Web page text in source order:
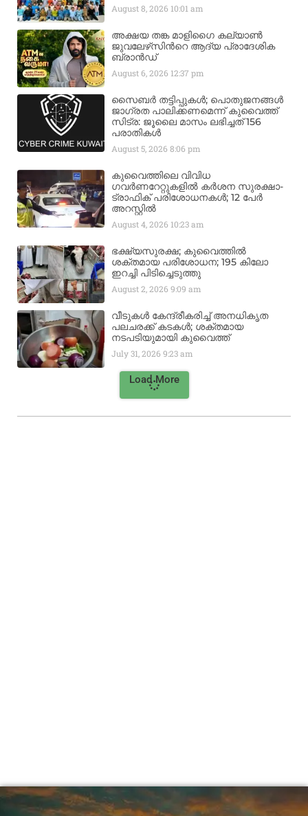
August 8, 2026 10:01 am
അക്ഷയ തങ്ക മാളിഗൈ കല്യാണ്‍
ജുവലേഴ്‌സിന്‍റെ ആദ്യ പ്രാദേശിക
ബ്രാന്‍ഡ്
August 6, 2026 12:37 pm
സൈബർ തട്ടിപ്പുകൾ; പൊതുജനങ്ങൾ
ജാഗ്രത പാലിക്കണമെന്ന് കുവൈത്ത്
സിട്ര: ജൂലൈ മാസം ലഭിച്ചത് 156
പരാതികൾ
August 5, 20268:06 pm
കുവൈത്തിലെ വിവിധ
ഗവർണറേറ്റുകളിൽ കർശന സുരക്ഷാ-
ട്രാഫിക് പരിശോധനകൾ; 12 പേർ
അറസ്റ്റിൽ
August 4, 2026 10:23 am
ഭക്ഷ്യസുരക്ഷ; കുവൈത്തിൽ
ശക്തമായ പരിശോധന; 195 കിലോ
ഇറച്ചി പിടിച്ചെടുത്തു
August 2, 20269:09 am
വീടുകൾ കേന്ദ്രീകരിച്ച് അനധികൃത
പലചരക്ക് കടകൾ; ശക്തമായ
നടപടിയുമായി കുവൈത്ത്
July 31, 20269:23 am
Load More